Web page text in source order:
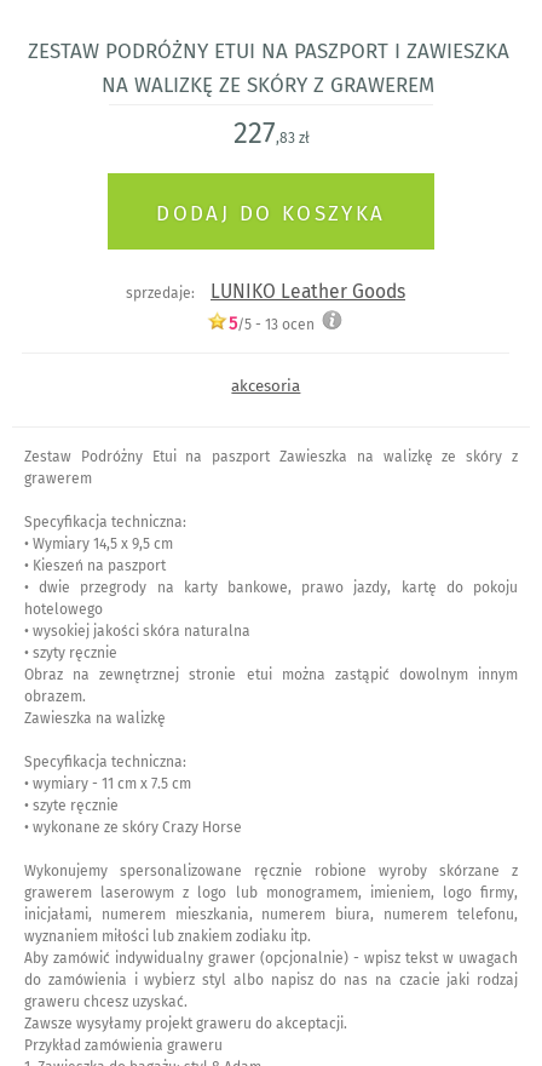
Zestaw Podróżny Etui na paszport i Zawieszka
na walizkę ze skóry z grawerem
227,83 zł
sprzedaje: LUNIKO Leather Goods
5/5 - 13 ocen
akcesoria
Zestaw Podróżny Etui na paszport Zawieszka na walizkę ze skóry z
grawerem
Specyfikacja techniczna:
• Wymiary 14,5 x 9,5 cm
• Kieszeń na paszport
• dwie przegrody na karty bankowe, prawo jazdy, kartę do pokoju
hotelowego
• wysokiej jakości skóra naturalna
• szyty ręcznie
Obraz na zewnętrznej stronie etui można zastąpić dowolnym innym
obrazem.
Zawieszka na walizkę
Specyfikacja techniczna:
• wymiary - 11 cm x 7.5 cm
• szyte ręcznie
• wykonane ze skóry Crazy Horse
Wykonujemy spersonalizowane ręcznie robione wyroby skórzane z
grawerem laserowym z logo lub monogramem, imieniem, logo firmy,
inicjałami, numerem mieszkania, numerem biura, numerem telefonu,
wyznaniem miłości lub znakiem zodiaku itp.
Aby zamówić indywidualny grawer (opcjonalnie) - wpisz tekst w uwagach
do zamówienia i wybierz styl albo napisz do nas na czacie jaki rodzaj
graweru chcesz uzyskać.
Zawsze wysyłamy projekt graweru do akceptacji.
Przykład zamówienia graweru